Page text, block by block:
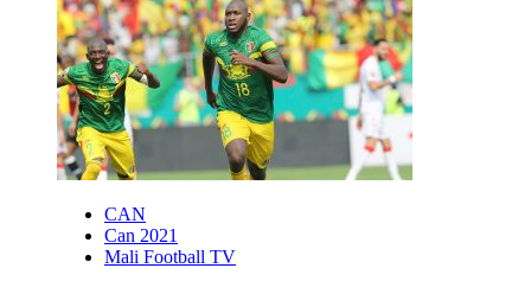
CAN
Can 2021
Mali Football TV